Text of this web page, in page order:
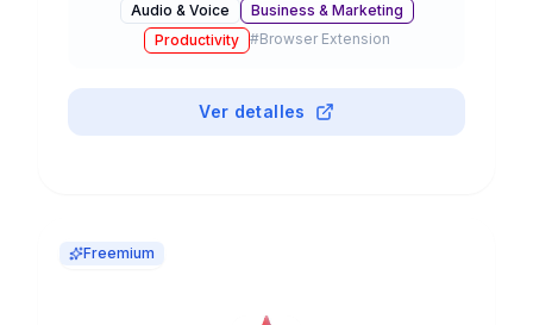
Valorada en $2.45B con 12M+ usuarios.
Audio & Voice
Business & Marketing
Productivity #Browser Extension
Ver detalles
Freemium